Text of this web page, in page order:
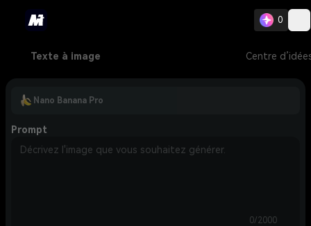
0
Texte à image Centre
Nano Banana Pro
Prompt
0/2000